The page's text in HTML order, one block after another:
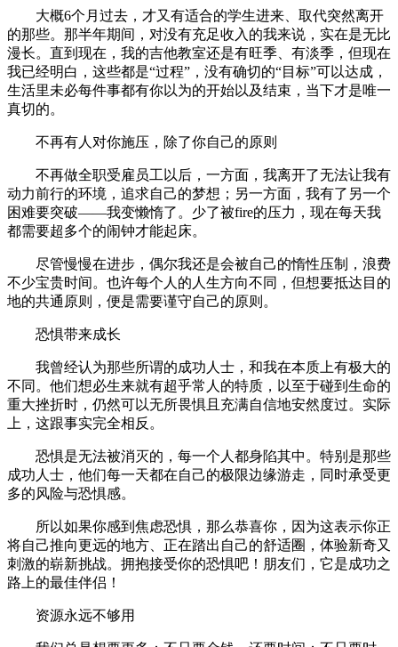
大概6个月过去，才又有适合的学生进来、取代突然离开
的那些。那半年期间，对没有充足收入的我来说，实在是无比
漫长。直到现在，我的吉他教室还是有旺季、有淡季，但现在
我已经明白，这些都是“过程”，没有确切的“目标”可以达成，
生活里未必每件事都有你以为的开始以及结束，当下才是唯一
真切的。
不再有人对你施压，除了你自己的原则
不再做全职受雇员工以后，一方面，我离开了无法让我有
动力前行的环境，追求自己的梦想；另一方面，我有了另一个
困难要突破——我变懒惰了。少了被fire的压力，现在每天我
都需要超多个的闹钟才能起床。
尽管慢慢在进步，偶尔我还是会被自己的惰性压制，浪费
不少宝贵时间。也许每个人的人生方向不同，但想要抵达目的
地的共通原则，便是需要谨守自己的原则。
恐惧带来成长
我曾经认为那些所谓的成功人士，和我在本质上有极大的
不同。他们想必生来就有超乎常人的特质，以至于碰到生命的
重大挫折时，仍然可以无所畏惧且充满自信地安然度过。实际
上，这跟事实完全相反。
恐惧是无法被消灭的，每一个人都身陷其中。特别是那些
成功人士，他们每一天都在自己的极限边缘游走，同时承受更
多的风险与恐惧感。
所以如果你感到焦虑恐惧，那么恭喜你，因为这表示你正
将自己推向更远的地方、正在踏出自己的舒适圈，体验新奇又
刺激的崭新挑战。拥抱接受你的恐惧吧！朋友们，它是成功之
路上的最佳伴侣！
资源永远不够用